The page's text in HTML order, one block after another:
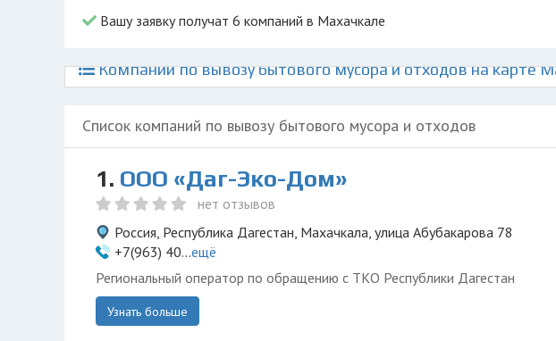
Вашу заявку получат 6 компаний в Махачкале
Компании по вывозу бытового мусора и отходов на карте
Список компаний по вывозу бытового мусора и отходов
1. ООО «Даг-Эко-Дом»
нет отзывов
Россия, Республика Дагестан, Махачкала, улица Абубакарова 78
+7(963) 40...ещё
Региональный оператор по обращению с ТКО Республики Дагестан
Узнать больше